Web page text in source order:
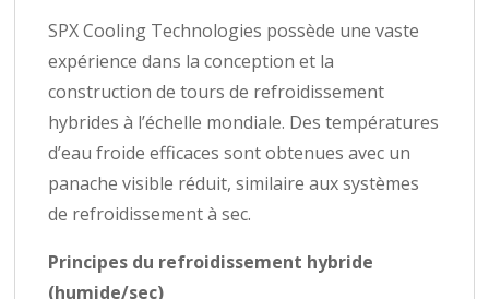
SPX Cooling Technologies possède une vaste
expérience dans la conception et la
construction de tours de refroidissement
hybrides à l’échelle mondiale. Des températures
d’eau froide efficaces sont obtenues avec un
panache visible réduit, similaire aux systèmes
de refroidissement à sec.
Principes du refroidissement hybride
(humide/sec)